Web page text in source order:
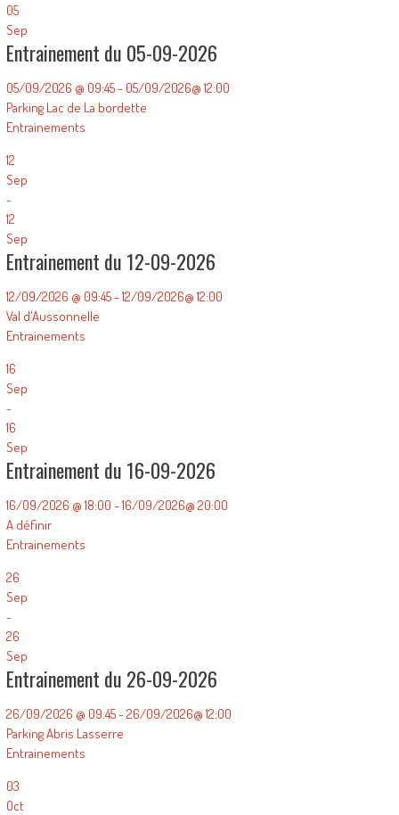
05
Sep
Entrainement du 05-09-2026
05/09/2026 @ 09:45 - 05/09/2026@ 12:00
Parking Lac de La bordette
Entrainements
12
Sep
-
12
Sep
Entrainement du 12-09-2026
12/09/2026 @ 09:45 - 12/09/2026@ 12:00
Val d'Aussonnelle
Entrainements
16
Sep
-
16
Sep
Entrainement du 16-09-2026
16/09/2026 @ 18:00 - 16/09/2026@ 20:00
A définir
Entrainements
26
Sep
-
26
Sep
Entrainement du 26-09-2026
26/09/2026 @ 09:45 - 26/09/2026@ 12:00
Parking Abris Lasserre
Entrainements
03
Oct